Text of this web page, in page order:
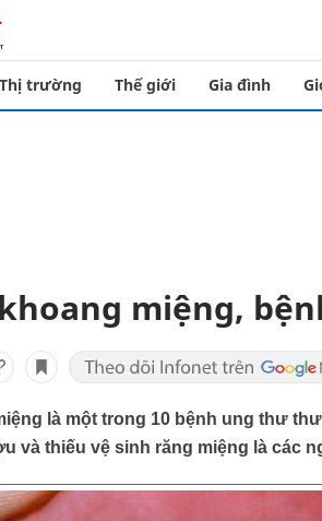
Thị trường Thế giới Gia đình
miệng,
là một trong 10 bệnh ung thư
và thiếu vệ sinh răng miệng là các